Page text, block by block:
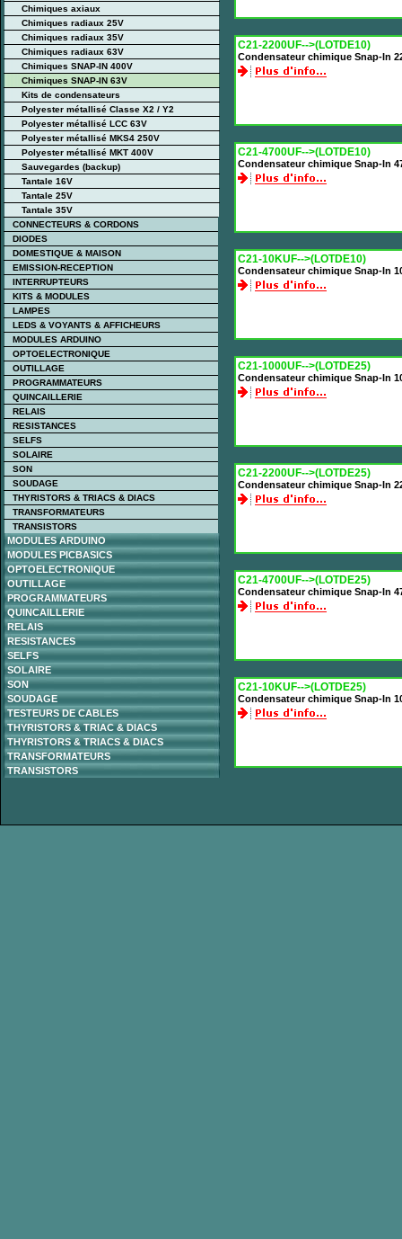
Chimiques axiaux
Chimiques radiaux 25V
Chimiques radiaux 35V
Chimiques radiaux 63V
Chimiques SNAP-IN 400V
Chimiques SNAP-IN 63V
Kits de condensateurs
Polyester métallisé Classe X2 / Y2
Polyester métallisé LCC 63V
Polyester métallisé MKS4 250V
Polyester métallisé MKT 400V
Sauvegardes (backup)
Tantale 16V
Tantale 25V
Tantale 35V
CONNECTEURS & CORDONS
DIODES
DOMESTIQUE & MAISON
EMISSION-RECEPTION
INTERRUPTEURS
KITS & MODULES
LAMPES
LEDS & VOYANTS & AFFICHEURS
MODULES ARDUINO
OPTOELECTRONIQUE
OUTILLAGE
PROGRAMMATEURS
QUINCAILLERIE
RELAIS
RESISTANCES
SELFS
SOLAIRE
SON
SOUDAGE
THYRISTORS & TRIACS & DIACS
TRANSFORMATEURS
TRANSISTORS
MODULES ARDUINO
MODULES PICBASICS
OPTOELECTRONIQUE
OUTILLAGE
PROGRAMMATEURS
QUINCAILLERIE
RELAIS
RESISTANCES
SELFS
SOLAIRE
SON
SOUDAGE
TESTEURS DE CABLES
THYRISTORS & TRIAC & DIACS
THYRISTORS & TRIACS & DIACS
TRANSFORMATEURS
TRANSISTORS
C21-2200UF-->(LOTDE10)
Condensateur chimique Snap-In
C21-4700UF-->(LOTDE10)
Condensateur chimique Snap-In
C21-10KUF-->(LOTDE10)
Condensateur chimique Snap-In
C21-1000UF-->(LOTDE25)
Condensateur chimique Snap-In
C21-2200UF-->(LOTDE25)
Condensateur chimique Snap-In
C21-4700UF-->(LOTDE25)
Condensateur chimique Snap-In
C21-10KUF-->(LOTDE25)
Condensateur chimique Snap-In